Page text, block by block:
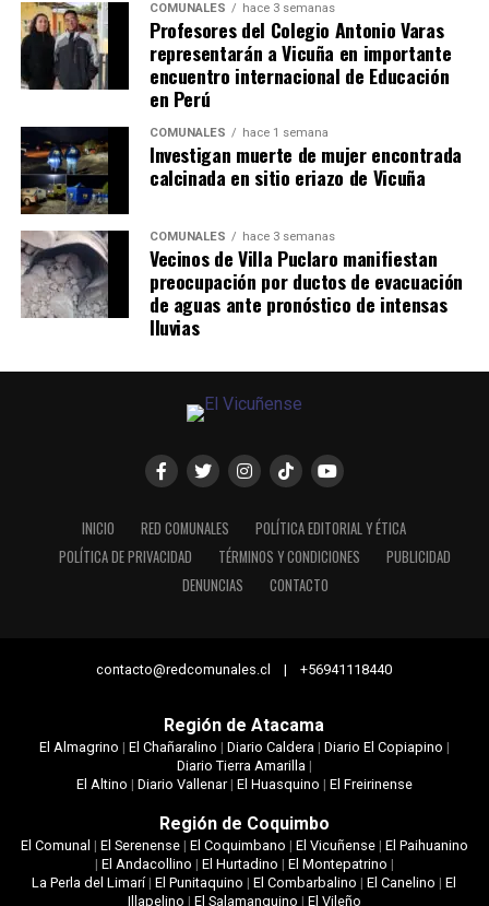
COMUNALES hace 3 semanas
Profesores del Colegio Antonio Varas
representarán a Vicuña en importante
encuentro internacional de Educación
en Perú
COMUNALES hace 1 semana
Investigan muerte de mujer encontrada
calcinada en sitio eriazo de Vicuña
COMUNALES hace 3 semanas
Vecinos de Villa Puclaro manifiestan
preocupación por ductos de evacuación
de aguas ante pronóstico de intensas
lluvias
INICIO RED COMUNALES
POLÍTICA EDITORIAL Y ÉTICA
POLÍTICA DE PRIVACIDAD
TÉRMINOS Y CONDICIONES
PUBLICIDAD
DENUNCIAS
CONTACTO
contacto@redcomunales.cl | +56941118440
Región de Atacama
El Almagrino | El Chañaralino | Diario Caldera| Diario El Copiapino |
Diario Tierra Amarilla|
El Altino | Diario Vallenar| El Huasquino | El Freirinense
Región de Coquimbo
El Comunal | El Serenense| El Coquimbano | El Vicuñense| El Paihuanino
| El Andacollino | El Hurtadino | El Montepatrino |
La Perla del Limarí|El Punitaquino |El Combarbalino |El Canelino |El
Illapelino | El Salamanquino | El Vileño